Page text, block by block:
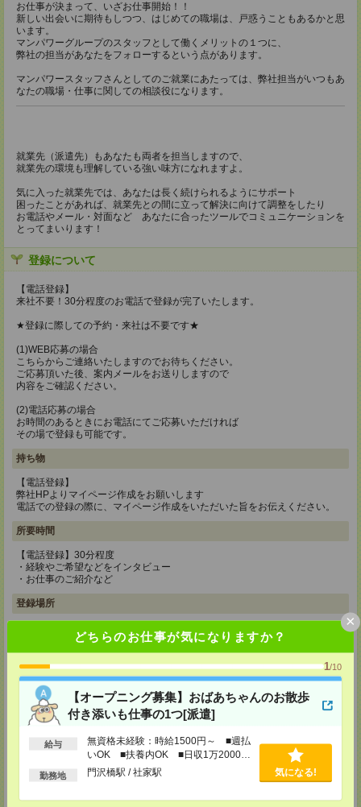
どちらのお仕事が気になりますか？
1/10
【オープニング募集】おばあちゃんのお散歩
付き添いも仕事の1つ[派遣]
給与
無資格未経験：時給1500円～ ■週払
いOK ■扶養内OK ■日収1万2000円
以上
勤務地 門沢橋駅 / 社家駅 気になる!
×
お仕事が決まって、いざお仕事開始！！
新しい出会いに期待もしつつ、はじめての職場は、戸惑うこともあるかと思
います。
マンパワーグループのスタッフとして働くメリットの１つに、
弊社の担当があなたをフォローするという点があります。
マンパワースタッフさんとしてのご就業にあたっては、弊社担当がいつもあ
なたの職場・仕事に関しての相談役になります。
就業先（派遣先）もあなたも両者を担当しますので、
就業先の環境も理解している強い味方になれますよ。
気に入った就業先では、あなたは長く続けられるようにサポート
困ったことがあれば、就業先との間に立って解決に向けて調整をしたり
お電話やメール・対面など あなたに合ったツールでコミュニケーションを
とってまいります！
登録について
【電話登録】
来社不要！30分程度のお電話で登録が完了いたします。
★登録に際しての予約・来社は不要です★
(1)WEB応募の場合
こちらからご連絡いたしますのでお待ちください。
ご応募頂いた後、案内メールをお送りしますので
内容をご確認ください。
(2)電話応募の場合
お時間のあるときにお電話にてご応募いただければ
その場で登録も可能です。
持ち物
【電話登録】
弊社HPよりマイページ作成をお願いします
電話での登録の際に、マイページ作成をいただいた旨をお伝えください。
所要時間
【電話登録】30分程度
・経験やご希望などをインタビュー
・お仕事のご紹介など
登録場所
CS新宿支店
TEL：0120-659-458
MAIL：CS_SHINJUKU@manpowergroup.jp
担当：採用担当
CS立川支店
東京都立川市曙町2-34-7 ファーレイーストビル 8F
TEL：0120-659-460
MAIL：CS_TACHIKAWA@manpowergroup.jp